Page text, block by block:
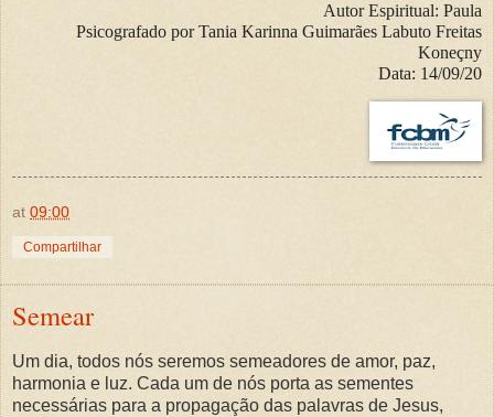
Autor Espiritual: Paula
Psicografado por Tania Karinna Guimarães Labuto Freitas
Koneçny
Data: 14/09/20
at 09:00
Compartilhar
Semear
Um dia, todos nós seremos semeadores de amor, paz,
harmonia e luz. Cada um de nós porta as sementes
necessárias para a propagação das palavras de Jesus,